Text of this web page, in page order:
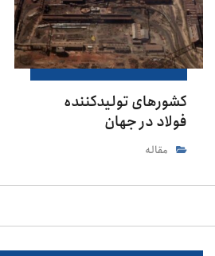
کشورهای تولیدکننده
فولاد در جهان
مقاله